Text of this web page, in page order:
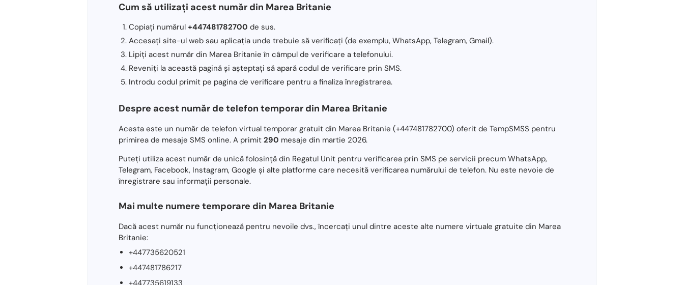
Cum să utilizați acest număr din Marea Britanie
Copiați numărul +447481782700 de sus.
Accesați site-ul web sau aplicația unde trebuie să verificați (de exemplu, WhatsApp, Telegram, Gmail).
Lipiți acest număr din Marea Britanie în câmpul de verificare a telefonului.
Reveniți la această pagină și așteptați să apară codul de verificare prin SMS.
Introdu codul primit pe pagina de verificare pentru a finaliza înregistrarea.
Despre acest număr de telefon temporar din Marea Britanie
Acesta este un număr de telefon virtual temporar gratuit din Marea Britanie (+447481782700) oferit de TempSMSS pentru
primirea de mesaje SMS online. A primit 290 mesaje din martie 2026.
Puteți utiliza acest număr de unică folosință din Regatul Unit pentru verificarea prin SMS pe servicii precum WhatsApp,
Telegram, Facebook, Instagram, Google și alte platforme care necesită verificarea numărului de telefon. Nu este nevoie de
înregistrare sau informații personale.
Mai multe numere temporare din Marea Britanie
Dacă acest număr nu funcționează pentru nevoile dvs., încercați unul dintre aceste alte numere virtuale gratuite din Marea
Britanie:
+447735620521
+447481786217
+447735619133